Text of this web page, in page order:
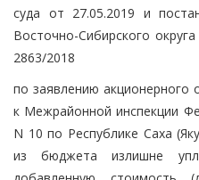
суда от 27.05.2019 и
Восточно-Сибирского
2863/2018
по заявлению акционерного
к Межрайонной инспекции
N 10 по Республике Саха
из бюджета излишне